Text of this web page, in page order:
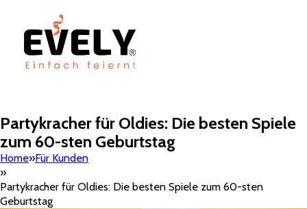
Partykracher für Oldies: Die besten Spiele
zum 60-sten Geburtstag
Home Für Kunden
Partykracher für Oldies: Die besten Spiele zum 60-sten
Geburtstag